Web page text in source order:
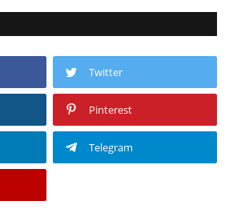
Twitter
Pinterest
Telegram